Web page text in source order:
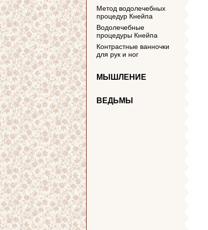
Метод водолечебных
процедур Кнейпа
Водолечебные
процедуры Кнейпа
Контрастные ванночки
для рук и ног
МЫШЛЕНИЕ
ВЕДЬМЫ